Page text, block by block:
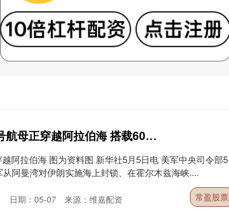
常盈股票 美军称“布什”号航母正穿越阿拉伯海 搭载60多架战机
阿拉伯海 图为资料图 新华社5月5日电 美军中央司令部5
阿曼湾对伊朗实施海上封锁、在霍尔木兹海峡....
常盈股票
日期：05-07 来源：维嘉配资